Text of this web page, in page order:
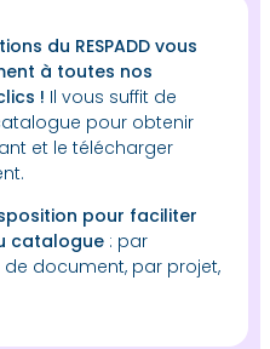
du RESPADD vous
à toutes nos
! Il vous suffit de
pour obtenir
et le télécharger
pour faciliter
catalogue : par
document, par projet,